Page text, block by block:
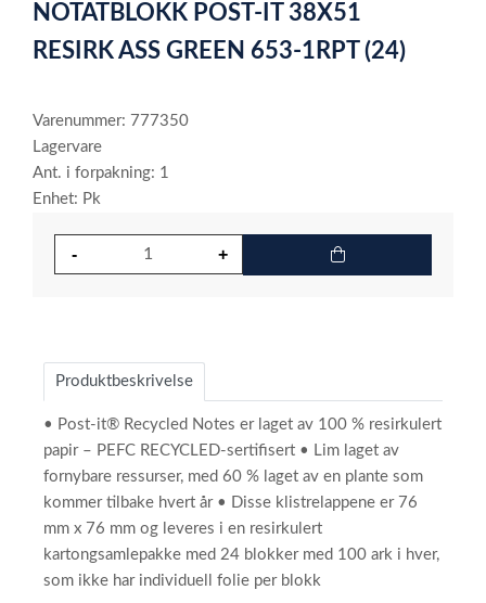
of
1
NOTATBLOKK POST-IT 38X51
RESIRK ASS GREEN 653-1RPT (24)
Varenummer: 777350
Lagervare
Ant. i forpakning: 1
Enhet: Pk
Produktbeskrivelse
• Post-it® Recycled Notes er laget av 100 % resirkulert
papir – PEFC RECYCLED-sertifisert • Lim laget av
fornybare ressurser, med 60 % laget av en plante som
kommer tilbake hvert år • Disse klistrelappene er 76
mm x 76 mm og leveres i en resirkulert
kartongsamlepakke med 24 blokker med 100 ark i hver,
som ikke har individuell folie per blokk